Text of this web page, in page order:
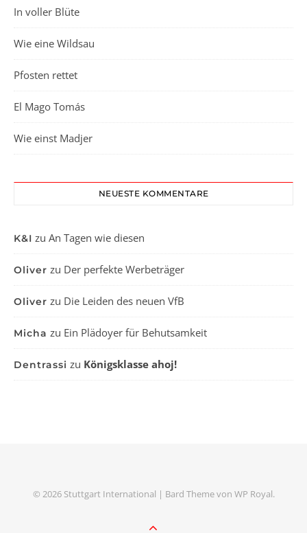
In voller Blüte
Wie eine Wildsau
Pfosten rettet
El Mago Tomás
Wie einst Madjer
NEUESTE KOMMENTARE
K&I zu An Tagen wie diesen
Oliver zu Der perfekte Werbeträger
Oliver zu Die Leiden des neuen VfB
Micha zu Ein Plädoyer für Behutsamkeit
Dentrassi zu Königsklasse ahoj!
© 2026 Stuttgart International | Bard Theme von WP Royal.